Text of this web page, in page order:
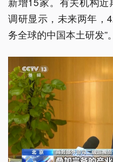
调研显示，未来两年，
务全球的中国本土研发”。